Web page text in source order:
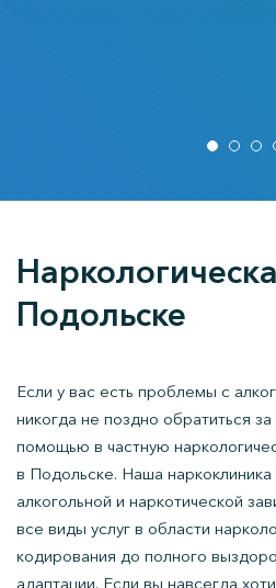
Подольске
Если у вас есть проблемы с
никогда не поздно обратиться
помощью в частную
в Подольске. Наша
алкогольной и наркотической
все виды услуг в области
кодирования до полного
адаптации. Если вы навсегда